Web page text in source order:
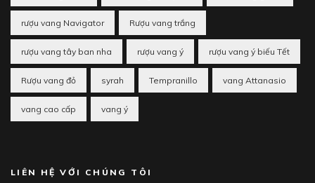
rượu vang Navigator Rượu vang trắng
rượu vang tây ban nha rượu vang ý rượu vang ý biếu Tết
Rượu vang đỏ syrah Tempranillo vang Attanasio
vang cao cấp vang ý
LIÊN HỆ VỚI CHÚNG TÔI